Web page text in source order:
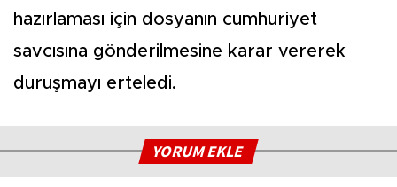
hazırlaması için dosyanın cumhuriyet
savcısına gönderilmesine karar vererek
duruşmayı erteledi.
YORUM EKLE